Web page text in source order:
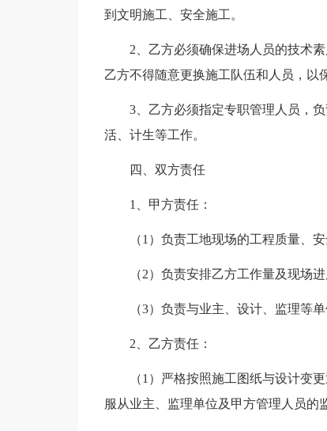
到文明施工、安全施工。
2、乙方必须确保进场人员的技术
乙方不得随意更换施工队伍和人员，以
3、乙方必须指定专职管理人员，
活、计生等工作。
四、双方责任
1、甲方责任：
（1）负责工地现场的工程质量、
（2）负责安排乙方工作量及现场
（3）负责与业主、设计、监理等
2、乙方责任：
（1）严格按照施工图纸与设计变
服从业主、监理单位及甲方管理人员的